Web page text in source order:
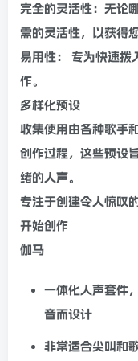
完全的灵活性：无论
需的灵活性，以获得
易用性： 专为快速拨
作。
多样化预设
收集使用由各种歌手
创作过程，这些预设
绪的人声。
专注于创建令人惊叹
开始创作
伽马
一体化人声套件
音而设计
非常适合尖叫和